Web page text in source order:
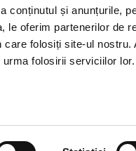
conținutul și anunțurile,
le oferim partenerilor de
folosiți site-ul
folosirii serviciilor lor.